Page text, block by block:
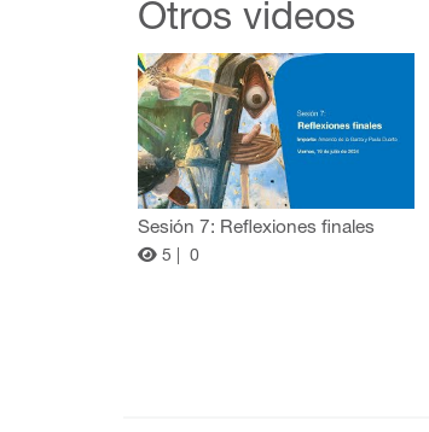
Otros videos
Sesión 7: Reflexiones finales
5 | 0